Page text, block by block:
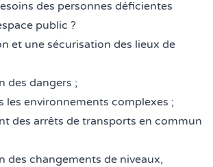
des personnes déficientes
public ?
et une sécurisation des lieux de
des dangers ;
les environnements complexes ;
des arrêts de transports en commun
des changements de niveaux,